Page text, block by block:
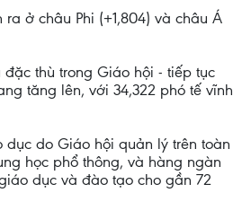
ở châu Phi (+1,804) và châu Á
thù trong Giáo hội - tiếp tục
tăng lên, với 34,322 phó tế vĩnh
do Giáo hội quản lý trên toàn
học phổ thông, và hàng ngàn
dục và đào tạo cho gần 72